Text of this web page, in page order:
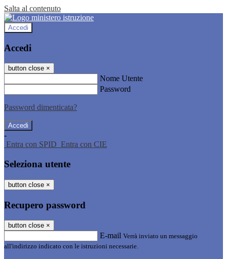
Salta al contenuto
Accedi
Accedi
button close ×
Nome Utente
Password
Password dimenticata?
-
Entra con SPID Entra con CIE
Seleziona utente
button close ×
Recupero password
button close ×
E-mail Verrà inviato un messaggio
all'indirizzo indicato con le istruzioni necessarie.